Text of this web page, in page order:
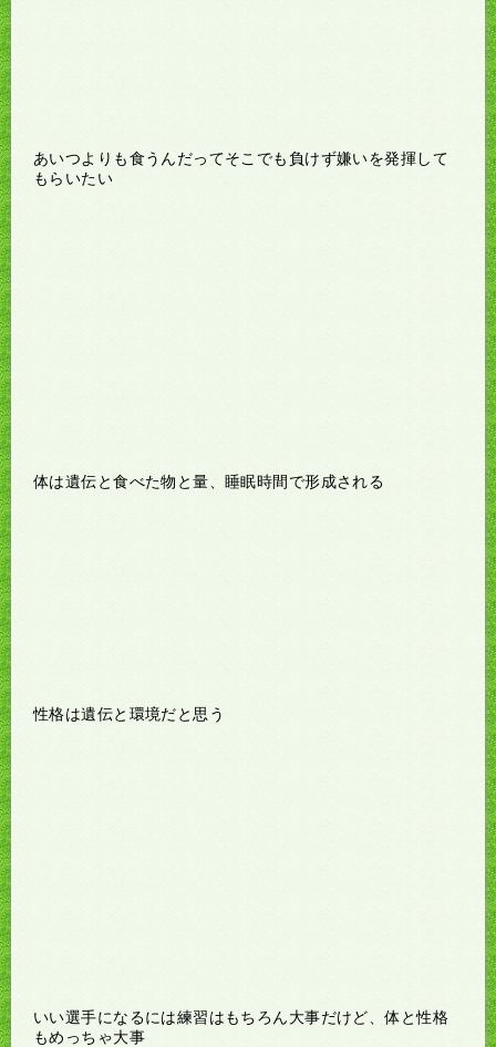
あいつよりも食うんだってそこでも負けず嫌いを発揮して
もらいたい
体は遺伝と食べた物と量、睡眠時間で形成される
性格は遺伝と環境だと思う
いい選手になるには練習はもちろん大事だけど、体と性格
もめっちゃ大事